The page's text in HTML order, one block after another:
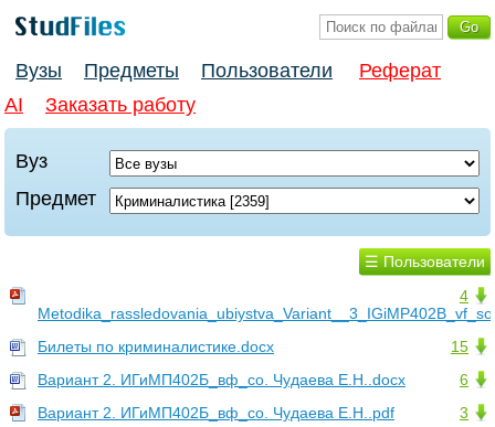
Вузы Предметы Пользователи
Реферат
AI
Заказать работу
Вуз
Предмет
☰ Пользователи
4
15
Билеты по криминалистике.docx
6
Вариант 2. ИГиМП402Б_вф_со. Чудаева Е.Н..docx
3
Вариант 2. ИГиМП402Б_вф_со. Чудаева Е.Н..pdf